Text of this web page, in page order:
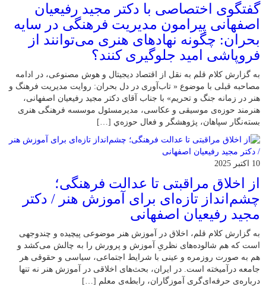
گفتگوی اختصاصی با دکتر مجید رفیعیان
اصفهانی پیرامون مدیریت فرهنگی در سایه
بحران: چگونه نهادهای هنری می‌توانند از
فروپاشی امید جلوگیری کنند؟
به گزارش کلام قلم به نقل از اقتصاد دیجیتال و هوش مصنوعی، در ادامه
مصاحبه قبلی با موضوع « تاب‌آوری در دل بحران: روایت مدیریت فرهنگ و
هنر در زمانه جنگ و تحریم» با جناب آقای دکتر مجید رفیعیان اصفهانی،
هنرمند حوزه‌ی موسیقی و عکاسی، مدیرمسئول موسسه فرهنگی هنری
بسته‌نگار سپاهان، پژوهشگر و فعال حوزه‌ي‌ […]
10 اکتبر 2025
از اخلاق مراقبتی تا عدالت فرهنگی؛
چشم‌انداز تازه‌ای برای آموزش هنر / دکتر
مجید رفیعیان اصفهانی
به گزارش کلام قلم، اخلاق در آموزش هنر موضوعی پیچیده و چندوجهی
است که هم شالوده‌های نظریِ آموزش و پرورش را به چالش می‌کشد و
هم به صورت روزمره و عینی با شرایط اجتماعی، سیاسی و حقوقی هر
جامعه درآمیخته است‌. در ایران، بحث‌های اخلاقی در آموزش هنر نه تنها
درباره‌ی حرفه‌ای‌گری آموزگاران، رابطه‌ی معلم […]